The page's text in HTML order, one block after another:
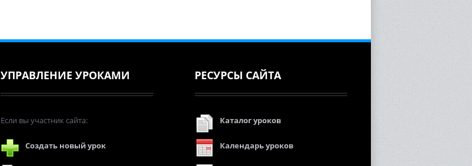
УПРАВЛЕНИЕ УРОКАМИ
Если вы участник сайта:
Создать новый урок
РЕСУРСЫ САЙТА
Каталог уроков
Календарь уроков